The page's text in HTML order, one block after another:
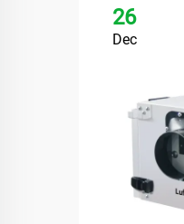
26
Dec